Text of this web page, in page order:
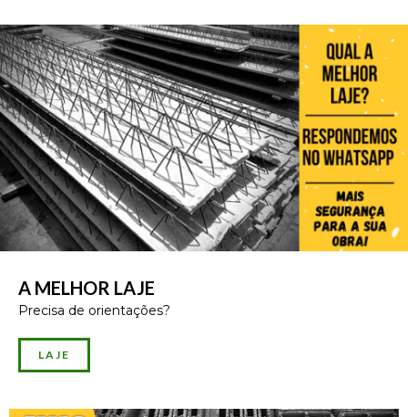
A MELHOR LAJE
Precisa de orientações?
LAJE